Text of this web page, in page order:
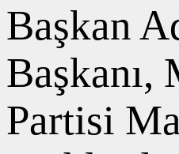
Başkan
Partisi